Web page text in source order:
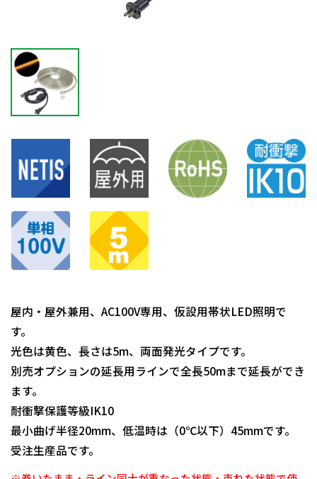
屋内・屋外兼用、AC100V専用、仮設用帯状LED照明で
す。
光色は黄色、長さは5m、両面発光タイプです。
別売オプションの延長用ラインで全長50mまで延長ができ
ます。
耐衝撃保護等級IK10
最小曲げ半径20mm、低温時は（0℃以下）45mmです。
受注生産品です。